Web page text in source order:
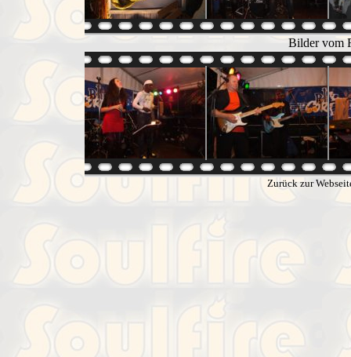
Bilder vom
Zurück zur